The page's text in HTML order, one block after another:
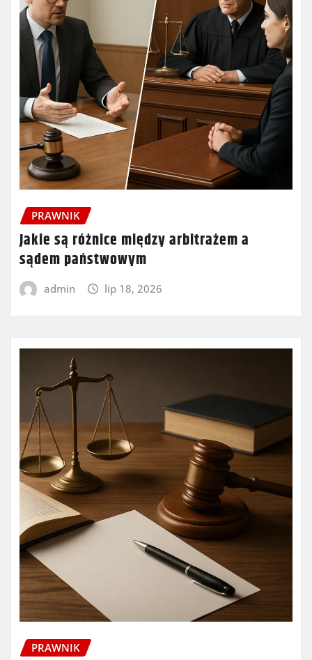
PRAWNIK
Jakie są różnice między arbitrażem a
sądem państwowym
admin lip 18, 2026
PRAWNIK